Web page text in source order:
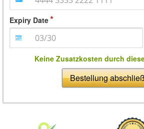
Expiry Date
Keine Zusatzkosten durch
Bestellung